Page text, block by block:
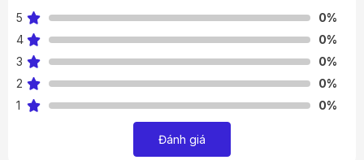
🔍 Thiết kế mỏng nhẹ ấn tượng
5
0%
4
0%
3
0%
2
0%
1
0%
Đánh giá